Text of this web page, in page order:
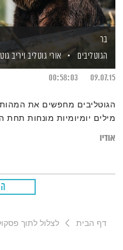
בר
הגוטליבים
אורי גוטליבויריב
09.07.15
00:58:03
הגוטליבים מחפשים את
מילים יומיומיות מונחות
אודיו
דף הבית לצלול לתוך